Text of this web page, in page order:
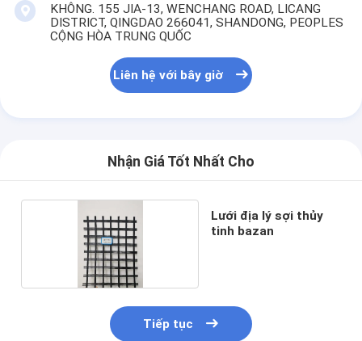
KHÔNG. 155 JIA-13, WENCHANG ROAD, LICANG
DISTRICT, QINGDAO 266041, SHANDONG, PEOPLES
CỘNG HÒA TRUNG QUỐC
Liên hệ với bây giờ
Nhận Giá Tốt Nhất Cho
Lưới địa lý sợi thủy
tinh bazan
Tiếp tục